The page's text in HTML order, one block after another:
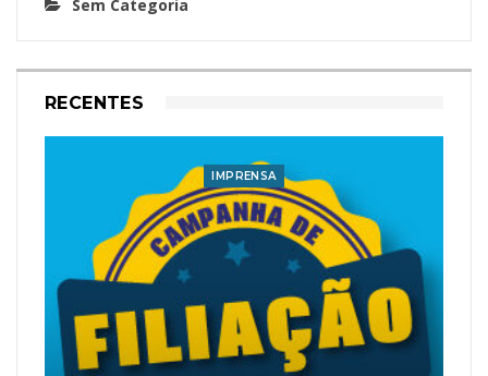
Sem Categoria
RECENTES
IMPRENSA